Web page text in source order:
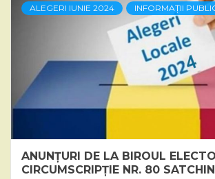
ALEGERI IUNIE 2024 INFORMAȚII
ANUNȚURI DE LA BIROUL
CIRCUMSCRIPȚIE NR. 80